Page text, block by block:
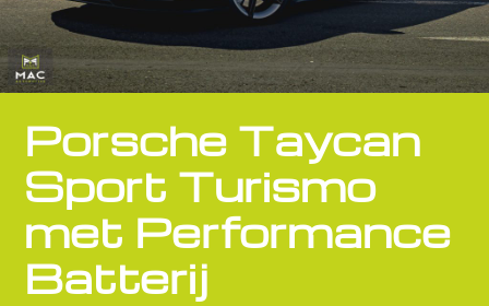
Porsche Taycan
Sport Turismo
met Performance
Batterij